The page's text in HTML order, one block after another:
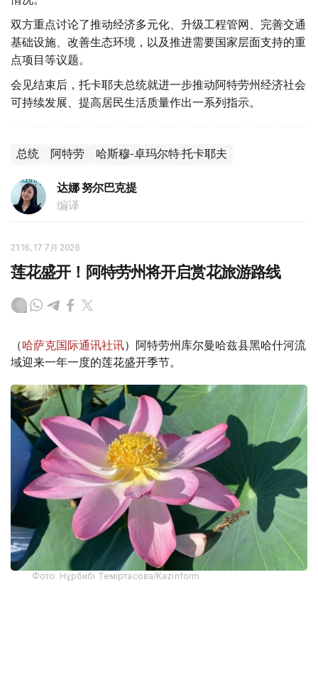
双方重点讨论了推动经济多元化、升级工程管网、完善交通
基础设施、改善生态环境，以及推进需要国家层面支持的重
点项目等议题。
会见结束后，托卡耶夫总统就进一步推动阿特劳州经济社会
可持续发展、提高居民生活质量作出一系列指示。
总统 阿特劳 哈斯穆-卓玛尔特·托卡耶夫
达娜 努尔巴克提
编译
21:16, 17 7月 2026
莲花盛开！阿特劳州将开启赏花旅游路线
（哈萨克国际通讯社讯）阿特劳州库尔曼哈兹县黑哈什河流
域迎来一年一度的莲花盛开季节。
Фото: Нұрбибі Теміртасова/Kazinform